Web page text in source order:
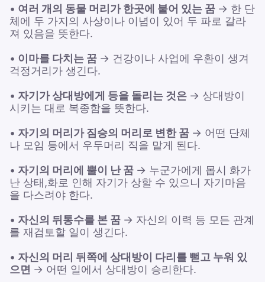
• 여러 개의 동물 머리가 한곳에 붙어 있는 꿈 → 한 단
체에 두 가지의 사상이나 이념이 있어 두 파로 갈라
져 있음을 뜻한다.
• 이마를 다치는 꿈 → 건강이나 사업에 우환이 생겨
걱정거리가 생긴다.
• 자기가 상대방에게 등을 돌리는 것은 → 상대방이
시키는 대로 복종함을 뜻한다.
• 자기의 머리가 짐승의 머리로 변한 꿈 → 어떤 단체
나 모임 등에서 우두머리 직을 맡게 된다.
• 자기의 머리에 뿔이 난 꿈 → 누군가에게 몹시 화가
난 상태,화로 인해 자기가 상할 수 있으니 자기마음
을 다스려야 한다.
• 자신의 뒤통수를 본 꿈 → 자신의 이력 등 모든 관계
를 재검토할 일이 생긴다.
• 자신의 머리 뒤쪽에 상대방이 다리를 뻗고 누워 있
으면 → 어떤 일에서 상대방이 승리한다.